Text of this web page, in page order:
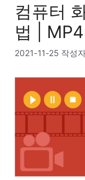
컴퓨터
법 |
2021-11-25 작성